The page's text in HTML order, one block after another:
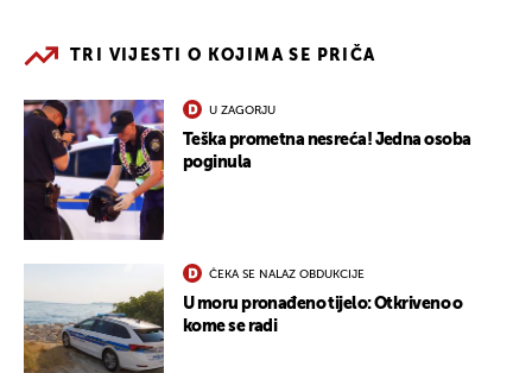
TRI VIJESTI O KOJIMA SE PRIČA
U ZAGORJU
Teška prometna nesreća! Jedna osoba
poginula
ČEKA SE NALAZ OBDUKCIJE
U moru pronađeno tijelo: Otkriveno o
kome se radi